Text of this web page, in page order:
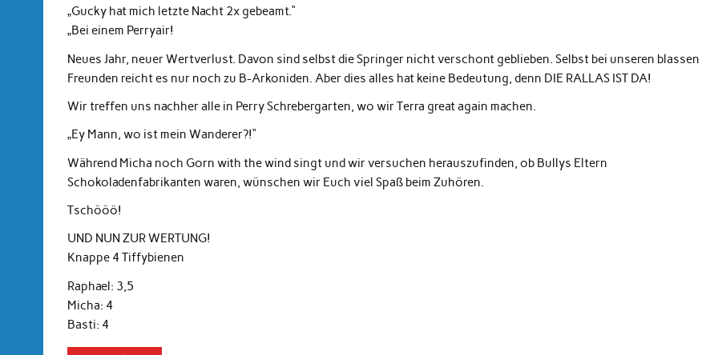
„Gucky hat mich letzte Nacht 2x gebeamt.“
„Bei einem Perryair!
Neues Jahr, neuer Wertverlust. Davon sind selbst die Springer nicht verschont geblieben. Selbst bei unseren blassen
Freunden reicht es nur noch zu B-Arkoniden. Aber dies alles hat keine Bedeutung, denn DIE RALLAS IST DA!
Wir treffen uns nachher alle in Perry Schrebergarten, wo wir Terra great again machen.
„Ey Mann, wo ist mein Wanderer?!“
Während Micha noch Gorn with the wind singt und wir versuchen herauszufinden, ob Bullys Eltern
Schokoladenfabrikanten waren, wünschen wir Euch viel Spaß beim Zuhören.
Tschööö!
UND NUN ZUR WERTUNG!
Knappe 4 Tiffybienen
Raphael: 3,5
Micha: 4
Basti: 4